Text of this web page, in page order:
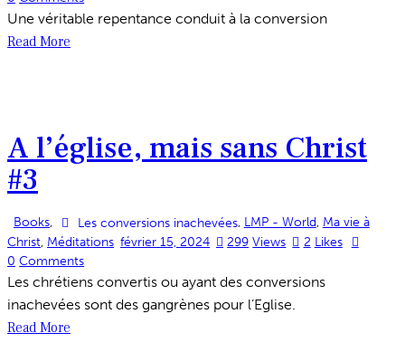
Une véritable repentance conduit à la conversion
Read More
A l’église, mais sans Christ
#3
Books, Les conversions inachevées, LMP - World, Ma vie à
Christ, Méditations février 15, 2024 299 Views 2 Likes
0 Comments
Les chrétiens convertis ou ayant des conversions
inachevées sont des gangrènes pour l’Eglise.
Read More